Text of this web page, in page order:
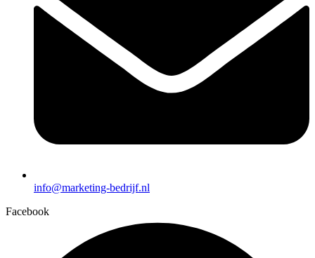
info@marketing-bedrijf.nl
Facebook